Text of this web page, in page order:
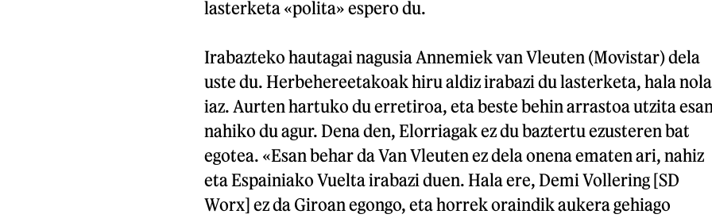
lasterketa «polita» espero du.
Irabazteko hautagai nagusia Annemiek van Vleuten (Movistar) dela
uste du. Herbehereetakoak hiru aldiz irabazi du lasterketa, hala nola
iaz. Aurten hartuko du erretiroa, eta beste behin arrastoa utzita
nahiko du agur. Dena den, Elorriagak ez du baztertu ezusteren bat
egotea. «Esan behar da Van Vleuten ez dela onena ematen ari, nahiz
eta Espainiako Vuelta irabazi duen. Hala ere, Demi Vollering [SD
Worx] ez da Giroan egongo, eta horrek oraindik aukera gehiago